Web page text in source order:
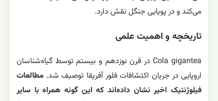
می‌کند و در پویایی جنگل نقش دارد.
تاریخچه و اهمیت علمی
Cola gigantea در قرن نوزدهم و بیستم توسط گیاه‌شناسان
اروپایی در جریان اکتشافات فلور آفریقا توصیف شد. مطالعات
فیلوژنتیک اخیر نشان داده‌اند که این گونه همراه با سایر